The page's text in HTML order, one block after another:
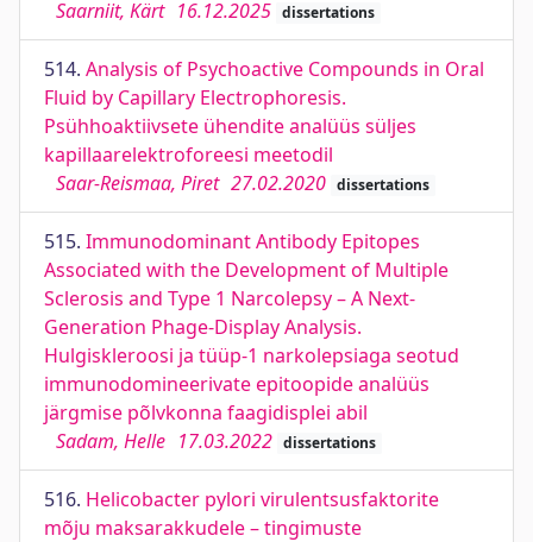
Saarniit, Kärt 16.12.2025 dissertations
514. Analysis of Psychoactive Compounds in Oral
Fluid by Capillary Electrophoresis.
Psühhoaktiivsete ühendite analüüs süljes
kapillaarelektroforeesi meetodil
Saar-Reismaa, Piret 27.02.2020 dissertations
515. Immunodominant Antibody Epitopes
Associated with the Development of Multiple
Sclerosis and Type 1 Narcolepsy – A Next-
Generation Phage-Display Analysis.
Hulgiskleroosi ja tüüp-1 narkolepsiaga seotud
immunodomineerivate epitoopide analüüs
järgmise põlvkonna faagidisplei abil
Sadam, Helle 17.03.2022 dissertations
516. Helicobacter pylori virulentsusfaktorite
mõju maksarakkudele – tingimuste